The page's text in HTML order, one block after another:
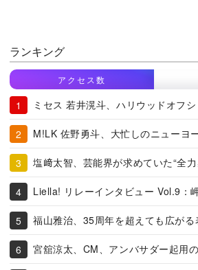
ランキング
アクセス数
ミセス 若井滉斗、ハリウッドオフ
M!LK 佐野勇斗、大忙しのニューヨ
塩﨑太智、芸能界が求めていた“全力
Liella! リレーインタビュー Vol.9：
福山雅治、35周年を超えても広がる
宮舘涼太、CM、アンバサダー起用